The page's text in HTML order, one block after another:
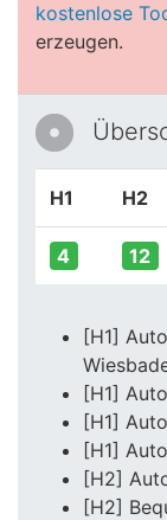
kostenlose
erzeugen.
H1 H2
4 12
[H1]
[H1]
[H1]
[H1]
[H2]
[H2]